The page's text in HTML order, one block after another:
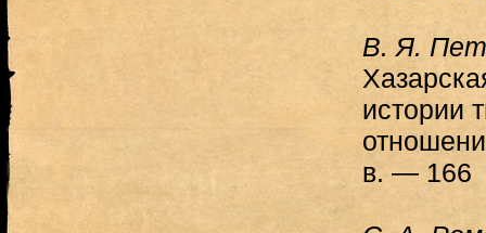
В. Я.
истории
в. — 166